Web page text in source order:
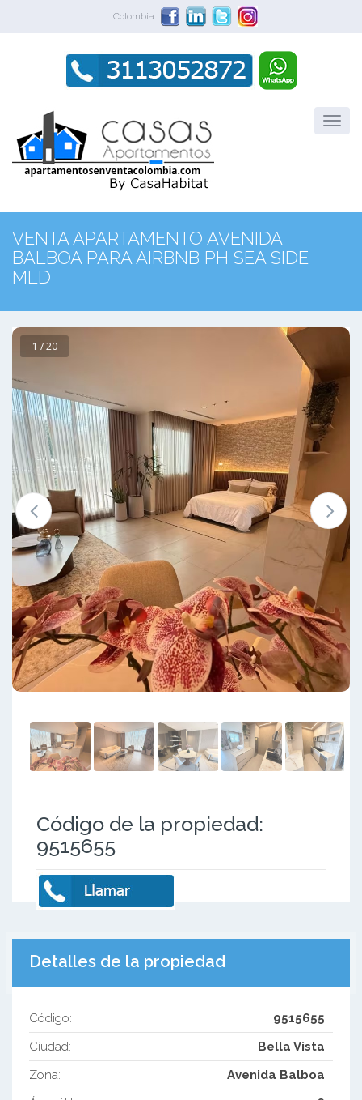
Colombia
VENTA APARTAMENTO AVENIDA
BALBOA PARA AIRBNB PH SEA SIDE
MLD
1 / 20
Código de la propiedad:
9515655
Detalles de la propiedad
Código:
9515655
Ciudad:
Bella Vista
Zona:
Avenida Balboa